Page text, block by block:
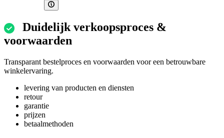
Duidelijk verkoopsproces &
voorwaarden
Transparant bestelproces en voorwaarden voor een betrouwbare
winkelervaring.
levering van producten en diensten
retour
garantie
prijzen
betaalmethoden